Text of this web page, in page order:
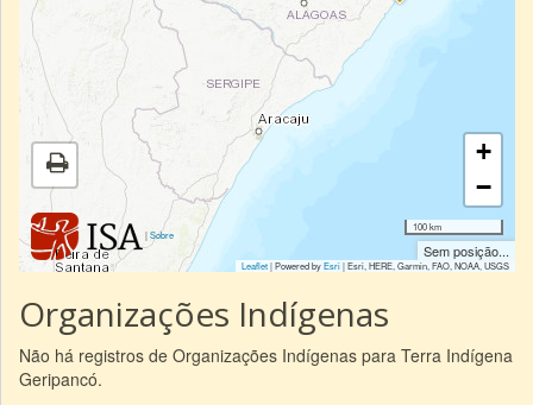
|Sobre
+
−
100 km
Sem posição...
Leaflet| Powered byEsri|Esri, HERE, Garmin, FAO, NOAA, USGS
Organizações Indígenas
Não há registros de Organizações Indígenas para Terra Indígena
Geripancó.